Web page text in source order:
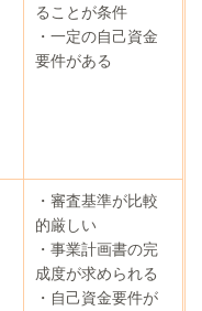
ることが条件
・一定の自己資金
要件がある
・審査基準が比較
的厳しい
・事業計画書の完
成度が求められる
・自己資金要件が